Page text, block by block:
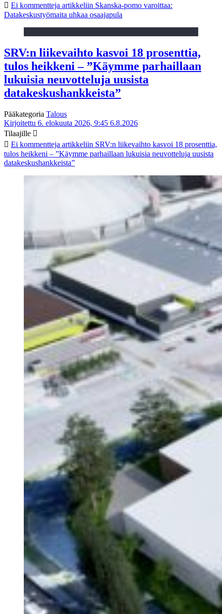
Ei kommentteja artikkeliin Skanska-pomo varoittaa:
Datakeskustyömaita uhkaa osaajapula
SRV:n liikevaihto kasvoi 18 prosenttia,
tulos heikkeni – ”Käymme parhaillaan
lukuisia neuvotteluja uusista
datakeskushankkeista”
Pääkategoria Talous
Kirjoitettu 6. elokuuta 2026, 9:45 6.8.2026
Tilaajille
Ei kommentteja artikkeliin SRV:n liikevaihto kasvoi 18 prosenttia,
tulos heikkeni – ”Käymme parhaillaan lukuisia neuvotteluja uusista
datakeskushankkeista”